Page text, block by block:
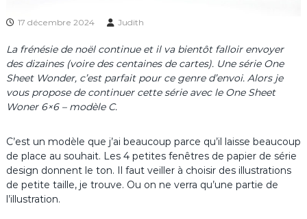
17 décembre 2024 Judith
La frénésie de noël continue et il va bientôt falloir envoyer
des dizaines (voire des centaines de cartes). Une série One
Sheet Wonder, c’est parfait pour ce genre d’envoi. Alors je
vous propose de continuer cette série avec le One Sheet
Woner 6×6 – modèle C.
C’est un modèle que j’ai beaucoup parce qu’il laisse beaucoup
de place au souhait. Les 4 petites fenêtres de papier de série
design donnent le ton. Il faut veiller à choisir des illustrations
de petite taille, je trouve. Ou on ne verra qu’une partie de
l’illustration.